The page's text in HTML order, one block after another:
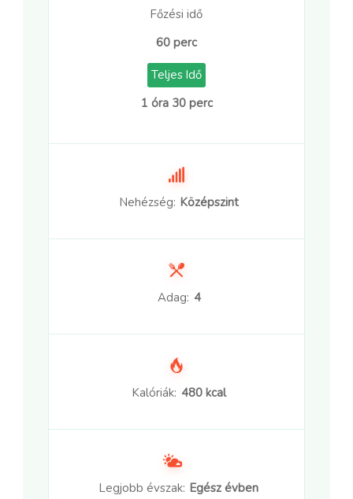
Főzési idő
60 perc
Teljes Idő
1 óra 30 perc
Nehézség: Középszint
Adag: 4
Kalóriák: 480 kcal
Legjobb évszak: Egész évben